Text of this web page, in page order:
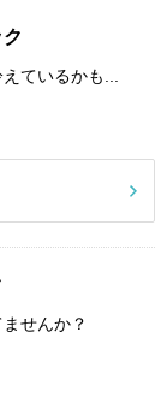
ているかも...
せんか？